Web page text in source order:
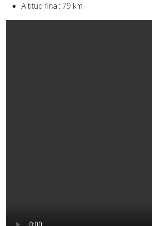
Altitud final: 79 km